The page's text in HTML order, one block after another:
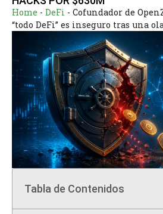
Home - DeFi - Cofundador de
“todo DeFi” es inseguro tras una
Tabla de Contenidos